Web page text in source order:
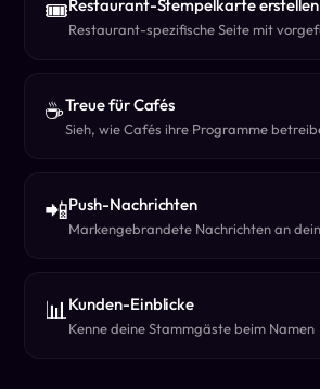
🎟️Restaurant-Stempelkarte erstellen
Restaurant-spezifische Seite mit
☕Treue für Cafés
Sieh, wie Cafés ihre Programme
📲Push-Nachrichten
Markengebrandete Nachrichten an
📊Kunden-Einblicke
Kenne deine Stammgäste beim Namen